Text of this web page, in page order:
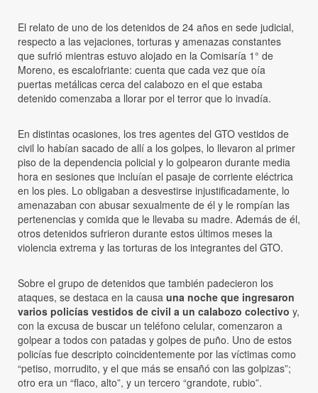
El relato de uno de los detenidos de 24 años en sede judicial,
respecto a las vejaciones, torturas y amenazas constantes
que sufrió mientras estuvo alojado en la Comisaría 1° de
Moreno, es escalofriante: cuenta que cada vez que oía
puertas metálicas cerca del calabozo en el que estaba
detenido comenzaba a llorar por el terror que lo invadía.
En distintas ocasiones, los tres agentes del GTO vestidos de
civil lo habían sacado de allí a los golpes, lo llevaron al primer
piso de la dependencia policial y lo golpearon durante media
hora en sesiones que incluían el pasaje de corriente eléctrica
en los pies. Lo obligaban a desvestirse injustificadamente, lo
amenazaban con abusar sexualmente de él y le rompían las
pertenencias y comida que le llevaba su madre. Además de él,
otros detenidos sufrieron durante estos últimos meses la
violencia extrema y las torturas de los integrantes del GTO.
Sobre el grupo de detenidos que también padecieron los
ataques, se destaca en la causa una noche que ingresaron
varios policías vestidos de civil a un calabozo colectivo y,
con la excusa de buscar un teléfono celular, comenzaron a
golpear a todos con patadas y golpes de puño. Uno de estos
policías fue descripto coincidentemente por las víctimas como
“petiso, morrudito, y el que más se ensañó con las golpizas”;
otro era un “flaco, alto”, y un tercero “grandote, rubio”.